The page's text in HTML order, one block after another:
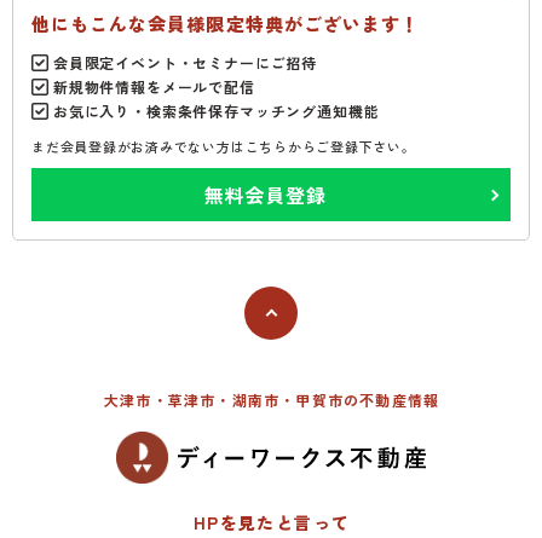
他にもこんな会員様限定特典がございます！
会員限定イベント・セミナーにご招待
新規物件情報をメールで配信
お気に入り・検索条件保存マッチング通知機能
まだ会員登録がお済みでない方はこちらからご登録下さい。
無料会員登録
大津市・草津市・湖南市・甲賀市の不動産情報
HPを見たと言って